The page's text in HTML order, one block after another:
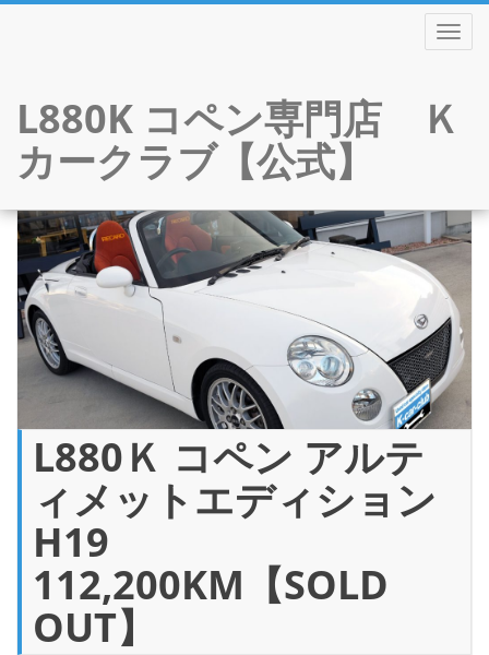
L880K コペン専門店 Ｋ
カークラブ【公式】
Skip
to
content
L880Ｋ コペン アルテ
ィメットエディション
H19
112,200KM【SOLD
OUT】